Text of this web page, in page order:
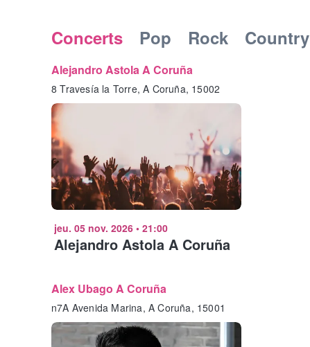
Concerts Pop Rock Country
Alejandro Astola A Coruña
8 Travesía la Torre, A Coruña, 15002
jeu. 05 nov. 2026 • 21:00
Alejandro Astola A Coruña
Alex Ubago A Coruña
n7A Avenida Marina, A Coruña, 15001